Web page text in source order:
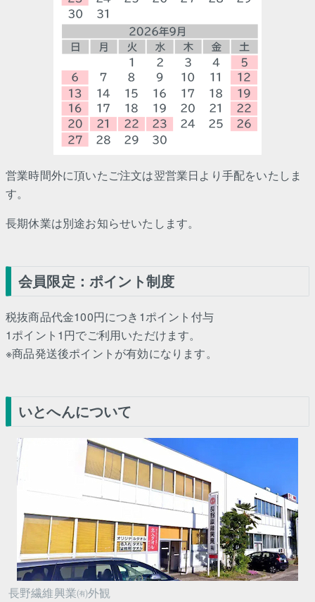
営業時間外に頂いたご注文は翌営業日より手配をいたしま
す。
長期休業は別途お知らせいたします。
会員限定：ポイント制度
税抜商品代金100円につき1ポイント付与
1ポイント1円でご利用いただけます。
※商品発送後ポイントが有効になります。
いとへんについて
長野繊維興業㈲外観